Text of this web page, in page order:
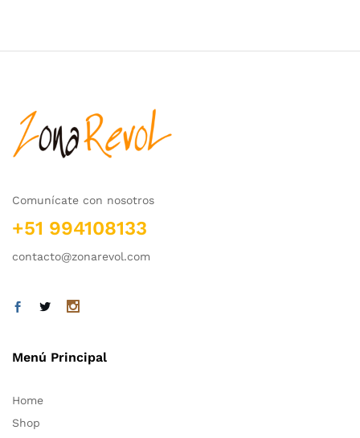
Comunícate con nosotros
+51 994108133
contacto@zonarevol.com
Menú Principal
Home
Shop